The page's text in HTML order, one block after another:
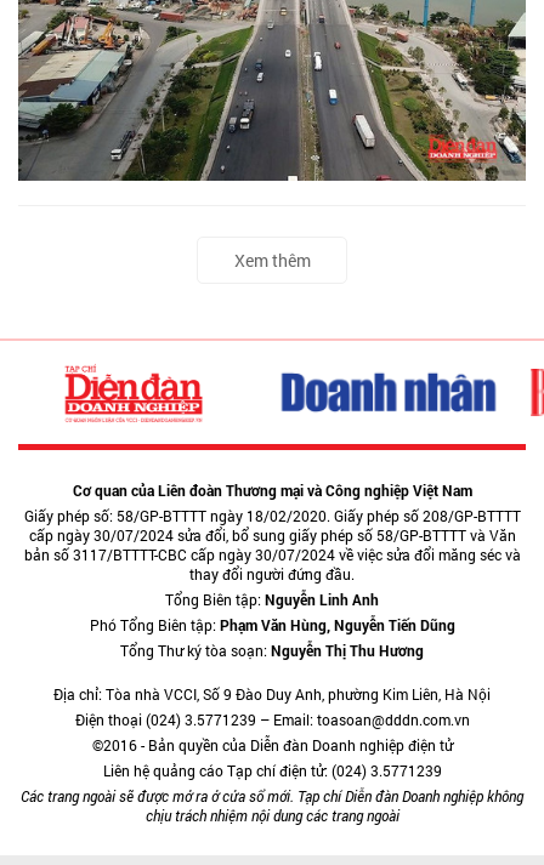
Xem thêm
Cơ quan của Liên đoàn Thương mại và Công nghiệp Việt Nam
Giấy phép số: 58/GP-BTTTT ngày 18/02/2020. Giấy phép số 208/GP-BTTTT
cấp ngày 30/07/2024 sửa đổi, bổ sung giấy phép số 58/GP-BTTTT và Văn
bản số 3117/BTTTT-CBC cấp ngày 30/07/2024 về việc sửa đổi măng séc và
thay đổi người đứng đầu.
Tổng Biên tập:Nguyễn Linh Anh
Phó Tổng Biên tập:Phạm Văn Hùng, Nguyễn Tiến Dũng
Tổng Thư ký tòa soạn:Nguyễn Thị Thu Hương
Địa chỉ: Tòa nhà VCCI, Số 9 Đào Duy Anh, phường Kim Liên, Hà Nội
Điện thoại (024) 3.5771239 – Email: toasoan@dddn.com.vn
©2016 - Bản quyền của Diễn đàn Doanh nghiệp điện tử
Liên hệ quảng cáo Tạp chí điện tử: (024) 3.5771239
Các trang ngoài sẽ được mở ra ở cửa sổ mới. Tạp chí Diễn đàn Doanh nghiệp không
chịu trách nhiệm nội dung các trang ngoài